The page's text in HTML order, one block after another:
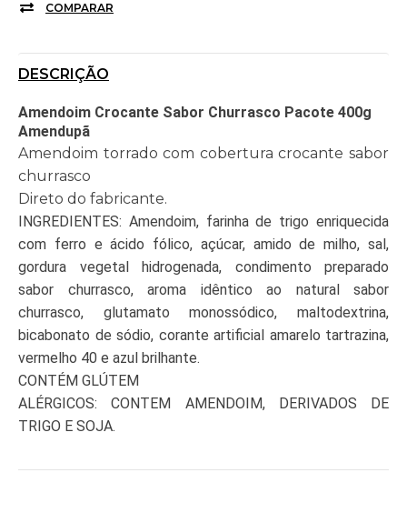
COMPARAR
DESCRIÇÃO
Amendoim Crocante Sabor Churrasco Pacote 400g
Amendupã
Amendoim torrado com cobertura crocante sabor
churrasco
Direto do fabricante.
INGREDIENTES: Amendoim, farinha de trigo enriquecida
com ferro e ácido fólico, açúcar, amido de milho, sal,
gordura vegetal hidrogenada, condimento preparado
sabor churrasco, aroma idêntico ao natural sabor
churrasco, glutamato monossódico, maltodextrina,
bicabonato de sódio, corante artificial amarelo tartrazina,
vermelho 40 e azul brilhante.
CONTÉM GLÚTEM
ALÉRGICOS: CONTEM AMENDOIM, DERIVADOS DE
TRIGO E SOJA.